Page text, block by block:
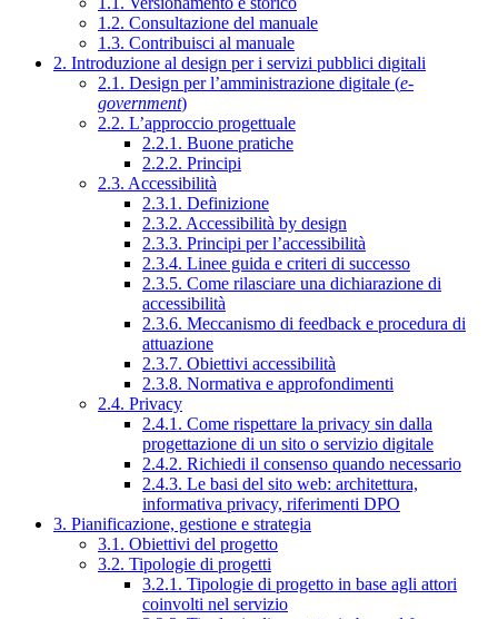
1.2. Consultazione del manuale
1.3. Contribuisci al manuale
2. Introduzione al design per i servizi pubblici digitali
2.1. Design per l’amministrazione digitale (e-
government)
2.2. L’approccio progettuale
2.2.1. Buone pratiche
2.2.2. Principi
2.3. Accessibilità
2.3.1. Definizione
2.3.2. Accessibilità by design
2.3.3. Principi per l’accessibilità
2.3.4. Linee guida e criteri di successo
2.3.5. Come rilasciare una dichiarazione di
accessibilità
2.3.6. Meccanismo di feedback e procedura di
attuazione
2.3.7. Obiettivi accessibilità
2.3.8. Normativa e approfondimenti
2.4. Privacy
2.4.1. Come rispettare la privacy sin dalla
progettazione di un sito o servizio digitale
2.4.2. Richiedi il consenso quando necessario
2.4.3. Le basi del sito web: architettura,
informativa privacy, riferimenti DPO
3. Pianificazione, gestione e strategia
3.1. Obiettivi del progetto
3.2. Tipologie di progetti
3.2.1. Tipologie di progetto in base agli attori
coinvolti nel servizio